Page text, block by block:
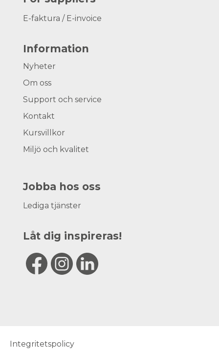
E-faktura / E-invoice
Information
Nyheter
Om oss
Support och service
Kontakt
Kursvillkor
Miljö och kvalitet
Jobba hos oss
Lediga tjänster
Låt dig inspireras!
Integritetspolicy